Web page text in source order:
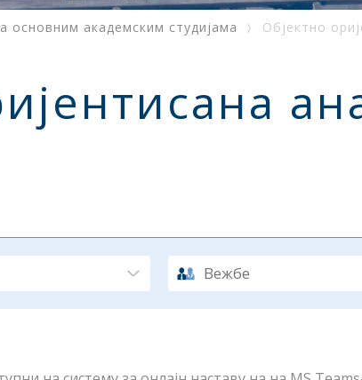
основним академским студијама Објектно
Вежбе